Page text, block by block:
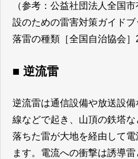
（参考：公益社団法人全国
設のための雷害対策ガイド
落雷の種類［全国自治協会］
■ 逆流雷
逆流雷は通信設備や放送設
線などで起き、山頂の鉄塔
落ちた雷が大地を経由して
ます。電流への衝撃は誘導